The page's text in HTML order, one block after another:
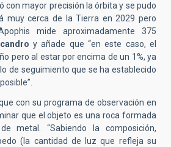
con mayor precisión la órbita y se pudo
muy cerca de la Tierra en 2029 pero
mide aproximadamente 375
y añade que “en este caso, el
pero al estar por encima de un 1%, ya
de seguimiento que se ha establecido
con su programa de observación en
que el objeto es una roca formada
metal. “Sabiendo la composición,
(la cantidad de luz que refleja su